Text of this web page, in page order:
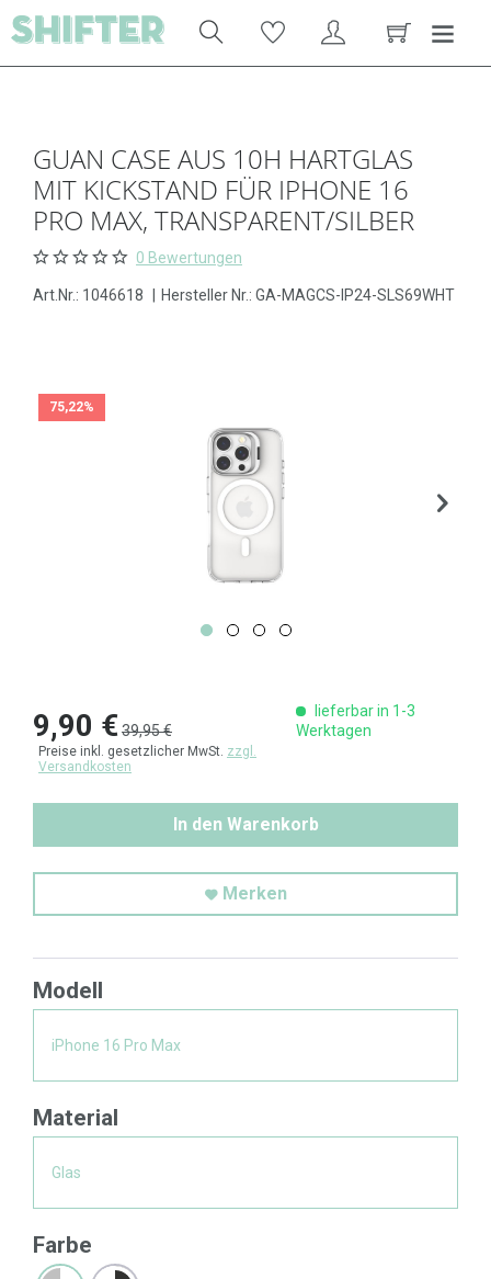
GUAN CASE AUS 10H HARTGLAS
MIT KICKSTAND FÜR IPHONE 16
PRO MAX, TRANSPARENT/SILBER
0 Bewertungen
Art.Nr.: 1046618 Hersteller Nr.: GA-MAGCS-IP24-SLS69WHT
75,22%
9,90 €39,95 €
Preise inkl. gesetzlicher MwSt. zzgl.
Versandkosten
lieferbar in 1-3
Werktagen
In den Warenkorb
Merken
Modell
iPhone 16 Pro Max
Material
Glas
Farbe